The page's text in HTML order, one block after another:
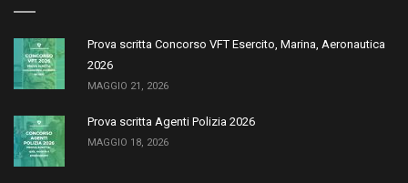
Prova scritta Concorso VFT Esercito, Marina, Aeronautica
2026
MAGGIO 21, 2026
Prova scritta Agenti Polizia 2026
MAGGIO 18, 2026